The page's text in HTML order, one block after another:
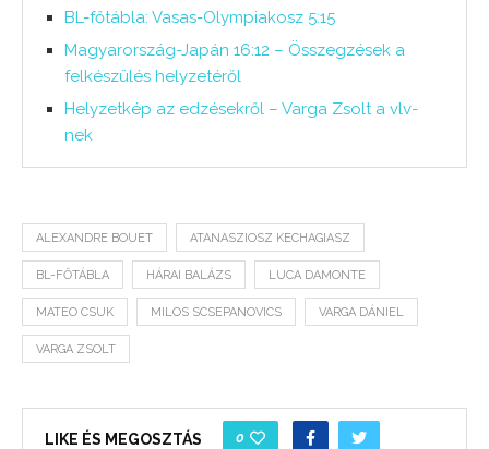
BL-főtábla: Vasas-Olympiakosz 5:15
Magyarország-Japán 16:12 – Összegzések a
felkészülés helyzetéről
Helyzetkép az edzésekről – Varga Zsolt a vlv-
nek
ALEXANDRE BOUET ATANASZIOSZ KECHAGIASZ
BL-FŐTÁBLA HÁRAI BALÁZS LUCA DAMONTE
MATEO CSUK MILOS SCSEPANOVICS VARGA DÁNIEL
VARGA ZSOLT
LIKE ÉS MEGOSZTÁS 0